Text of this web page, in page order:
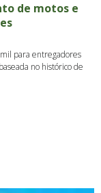
de motos e
para entregadores
no histórico de